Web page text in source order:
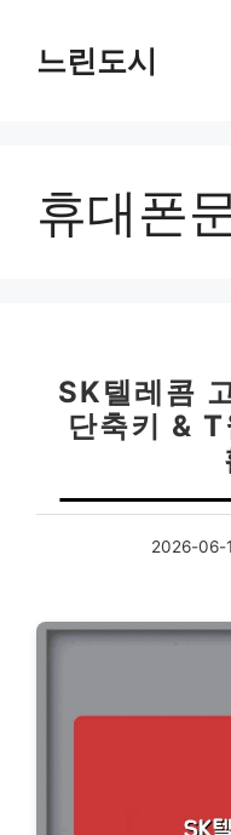
느린도시
휴대폰
SK텔레콤
단축키 & T
2026-06-